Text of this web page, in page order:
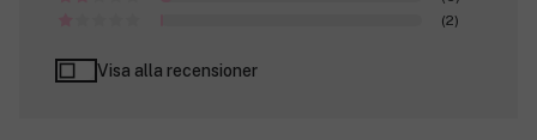
(2)
Visa alla recensioner